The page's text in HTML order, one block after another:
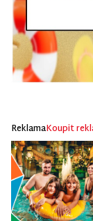
ReklamaKoupit